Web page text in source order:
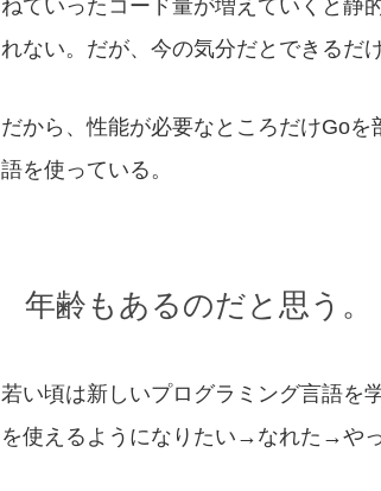
ねていったコード量が増えていくと静
れない。だが、今の気分だとできるだ
だから、性能が必要なところだけGo
語を使っている。
年齢もあるのだと思う。
若い頃は新しいプログラミング言語を
を使えるようになりたい→なれた→やっ